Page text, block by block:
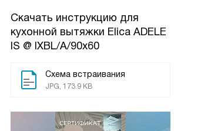
Скачать инструкцию для
кухонной вытяжки Elica ADELE
IS @ IXBL/A/90x60
Схема встраивания
JPG, 173.9 KB